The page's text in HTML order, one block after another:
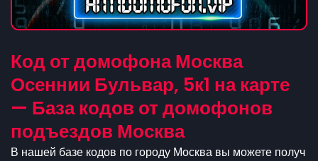
Код от домофона Москва
Осеннии Бульвар, 5к1 на карте
— База кодов от домофонов
подъездов Москва
В нашей базе кодов по городу Москва вы можете получ